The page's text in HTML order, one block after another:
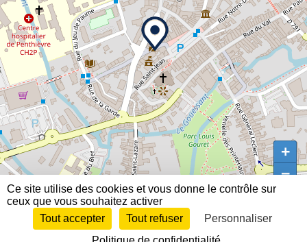
+
−
+
−
© Ville de Lamballe-Armor 2026
Ce site utilise des cookies et vous donne le contrôle sur
ceux que vous souhaitez activer
Tout accepter
Tout refuser
Personnaliser